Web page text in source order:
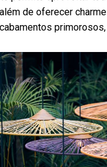
além de oferecer